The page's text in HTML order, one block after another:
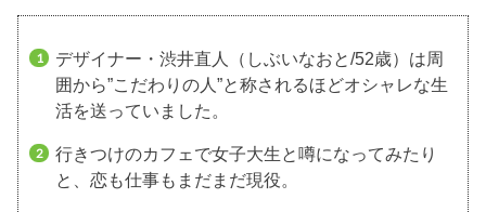
デザイナー・渋井直人（しぶいなおと/52歳）は周
囲から”こだわりの人”と称されるほどオシャレな生
活を送っていました。
行きつけのカフェで女子大生と噂になってみたり
と、恋も仕事もまだまだ現役。